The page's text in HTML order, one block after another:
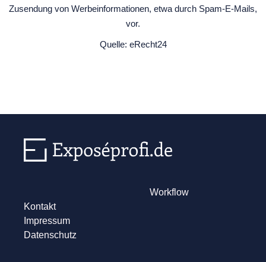
Zusendung von Werbeinformationen, etwa durch Spam-E-Mails,
vor.
Quelle: eRecht24
Workflow
Kontakt
Impressum
Datenschutz